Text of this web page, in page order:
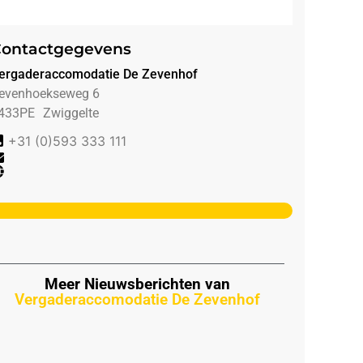
De Zevenhof
6
Zwiggelte
+31 (0)593 333 111
Meer Nieuwsberichten van
Vergaderaccomodatie De Zevenhof